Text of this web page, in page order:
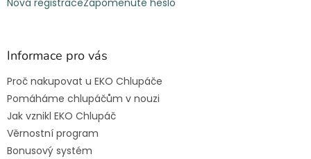
Nová registraceZapomenuté heslo
Informace pro vás
Proč nakupovat u EKO Chlupáče
Pomáháme chlupáčům v nouzi
Jak vznikl EKO Chlupáč
Věrnostní program
Bonusový systém